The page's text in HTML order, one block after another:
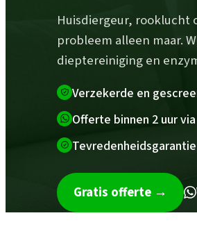
Huisdiergeur, rooklucht
probleem alleen maar.
dieptereiniging en
Verzekerde en
Offerte binnen 2 uur
Gratis offerte →